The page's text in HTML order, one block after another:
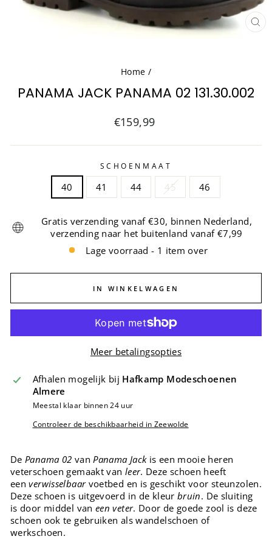
Home /
PANAMA JACK PANAMA 02 131.30.002
Normale
€159,99
SCHOENMAAT
40 41 44 45 46
Gratis verzending vanaf €30, binnen Nederland,
verzending naar het buitenland vanaf €7,99
Lage voorraad - 1 item over
IN WINKELWAGEN
Meer betalingsopties
Afhalen mogelijk bij Hafkamp Modeschoenen
Almere
Meestal klaar binnen 24 uur
Controleer de beschikbaarheid in Zeewolde
De Panama 02 van Panama Jack is een mooie heren
veterschoen gemaakt van leer. Deze schoen heeft
eenverwisselbaar voetbed en is geschikt voor steunzolen.
Deze schoen is uitgevoerd in de kleur bruin. De sluiting
is door middel van een veter. Door de goede zool is deze
schoen ook te gebruiken als wandelschoen of
werkschoen.